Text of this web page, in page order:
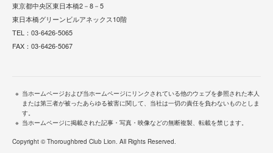
東京都中央区東日本橋2－8－5
東日本橋グリーンビルアネックス10階
TEL： 03-6426-5065
FAX：03-6426-5067
当ホームページおよび当ホームページにリンクされている他のウェブを参照された本人
または第三者が被ったあらゆる被害に関して、当社は一切の責任を負わないものとしま
す。
当ホームページに掲載された記事・写真・映像などの無断複製、転載を禁じます。
Copyright © Thoroughbred Club Lion. All Rights Reserved.